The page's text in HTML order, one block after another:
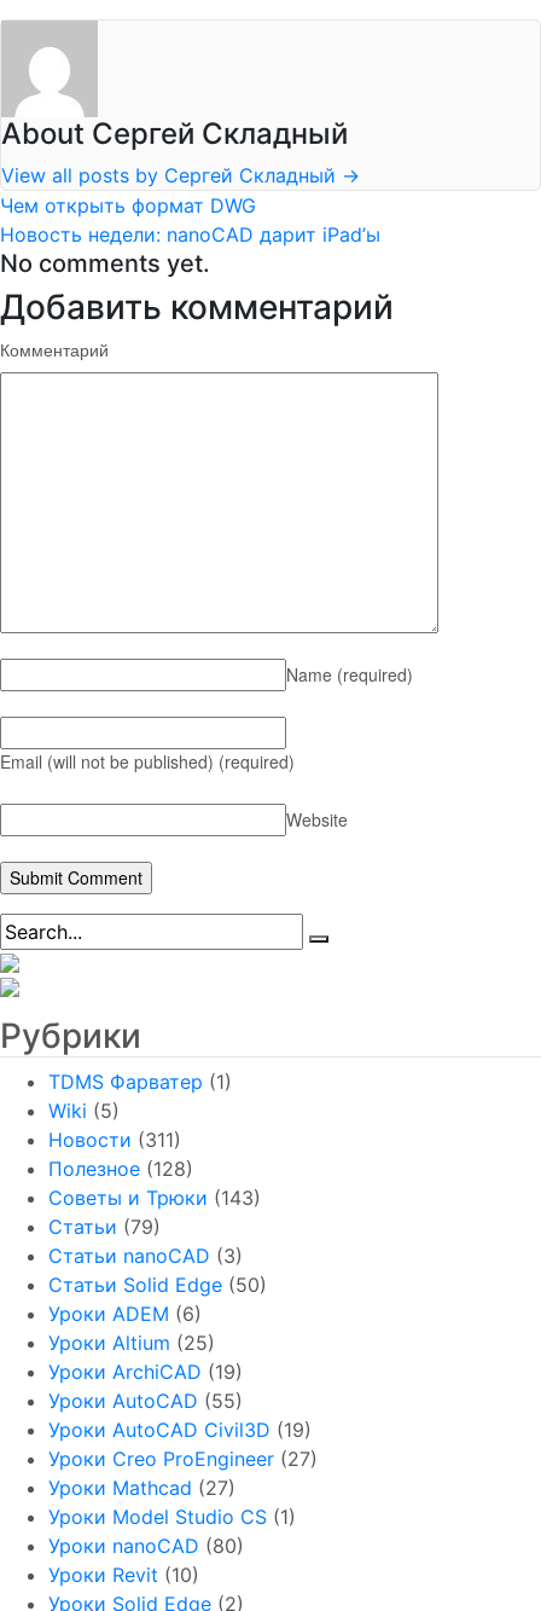
About Сергей Складный
View all posts by Сергей Складный →
Чем открыть формат DWG
Новость недели: nanoCAD дарит iPad’ы
No comments yet.
Добавить комментарий
Комментарий
Name (required)
Email (will not be published) (required)
Website
Рубрики
TDMS Фарватер (1)
Wiki (5)
Новости (311)
Полезное (128)
Советы и Трюки (143)
Статьи (79)
Статьи nanoCAD (3)
Статьи Solid Edge (50)
Уроки ADEM (6)
Уроки Altium (25)
Уроки ArchiCAD (19)
Уроки AutoCAD (55)
Уроки AutoCAD Civil3D (19)
Уроки Creo ProEngineer (27)
Уроки Mathcad (27)
Уроки Model Studio CS (1)
Уроки nanoCAD (80)
Уроки Revit (10)
Уроки Solid Edge (2)